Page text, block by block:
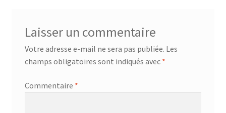
Laisser un commentaire
Votre adresse e-mail ne sera pas publiée. Les
champs obligatoires sont indiqués avec *
Commentaire *